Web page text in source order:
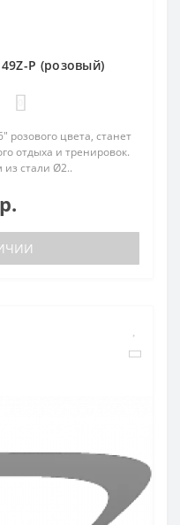
P (розовый)
розового цвета, станет
отдыха и тренировок.
стали Ø2..